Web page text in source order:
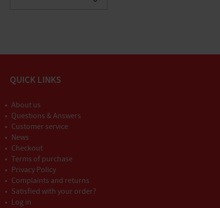
Gem som favorit
QUICK LINKS
About us
Questions & Answers
Customer service
News
Checkout
Terms of purchase
Privacy Policy
Complaints and returns
Satisfied with your order?
Log in